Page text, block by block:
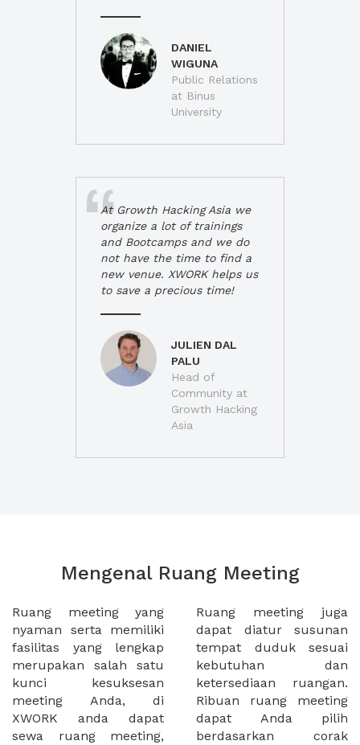
DANIEL
WIGUNA
Public Relations
at Binus
University
At Growth Hacking Asia we
organize a lot of trainings
and Bootcamps and we do
not have the time to find a
new venue. XWORK helps us
to save a precious time!
JULIEN DAL
PALU
Head of
Community at
Growth Hacking
Asia
Mengenal Ruang Meeting
Ruang meeting yang
nyaman serta memiliki
fasilitas yang lengkap
merupakan salah satu
kunci kesuksesan
meeting Anda, di
XWORK anda dapat
sewa ruang meeting,
Ruang meeting juga
dapat diatur susunan
tempat duduk sesuai
kebutuhan dan
ketersediaan ruangan.
Ribuan ruang meeting
dapat Anda pilih
berdasarkan corak